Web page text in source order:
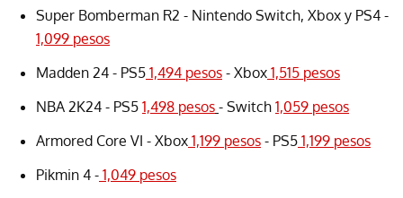
Super Bomberman R2 - Nintendo Switch, Xbox y PS4 -
1,099 pesos
Madden 24 - PS5 1,494 pesos - Xbox 1,515 pesos
NBA 2K24 - PS5 1,498 pesos - Switch 1,059 pesos
Armored Core VI - Xbox 1,199 pesos - PS5 1,199 pesos
Pikmin 4 - 1,049 pesos